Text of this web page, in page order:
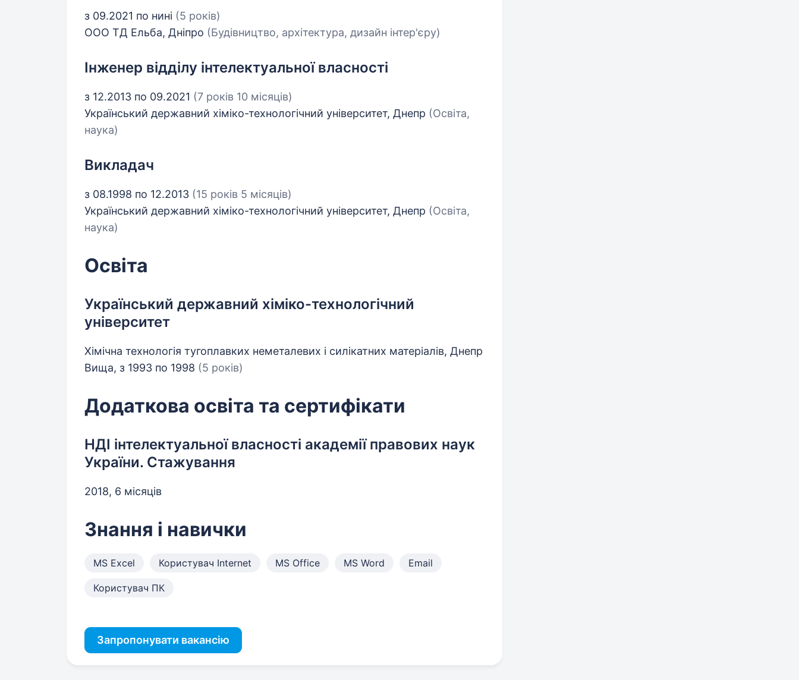
з 09.2021 по нині (5 років)
ООО ТД Ельба, Дніпро (Будівництво, архітектура, дизайн інтер'єру)
Інженер відділу інтелектуальної власності
з 12.2013 по 09.2021 (7 років 10 місяців)
Український державний хіміко-технологічний університет, Днепр (Освіта,
наука)
Викладач
з 08.1998 по 12.2013 (15 років 5 місяців)
Український державний хіміко-технологічний університет, Днепр (Освіта,
наука)
Освіта
Український державний хіміко-технологічний
університет
Хімічна технологія тугоплавких неметалевих і силікатних матеріалів, Днепр
Вища, з 1993 по 1998 (5 років)
Додаткова освіта та сертифікати
НДІ інтелектуальної власності академії правових наук
України. Стажування
2018, 6 місяців
Знання і навички
MS Excel Користувач Internet MS Office MS Word Email
Користувач ПК
Запропонувати вакансію